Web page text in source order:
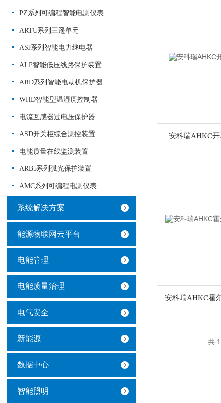
PZ系列可编程智能电测仪表
ARTU系列三遥单元
ASJ系列智能电力继电器
ALP智能低压线路保护装置
ARD系列智能电动机保护器
WHD智能型温湿度控制器
电流互感器过电压保护器
ASD开关柜综合测控装置
电能质量在线监测装置
ARB5系列弧光保护装置
AMC系列可编程电测仪表
系统解决方案
能源物联网云平台
电能管理
电能质量治理
电气安全
新能源
数据中心
智能照明
安科瑞AHKC
安科瑞AHKC霍
共